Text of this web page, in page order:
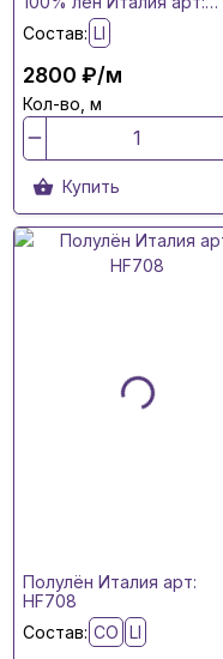
1593/132
Состав: LI
2800 ₽/м
Кол-во, м
Купить
Полулён Италия арт:
HF708
Состав: CO LI